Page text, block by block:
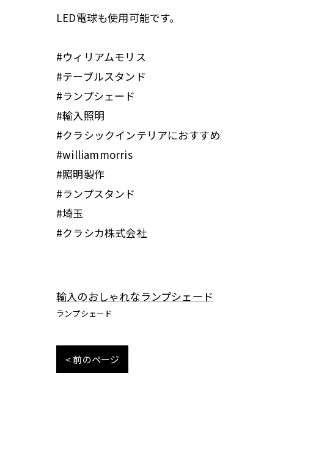
LED電球も使用可能です。
#ウィリアムモリス
#テーブルスタンド
#ランプシェード
#輸入照明
#クラシックインテリアにおすすめ
#williammorris
#照明製作
#ランプスタンド
#埼玉
#クラシカ株式会社
輸入のおしゃれなランプシェード
ランプシェード
< 前のページ